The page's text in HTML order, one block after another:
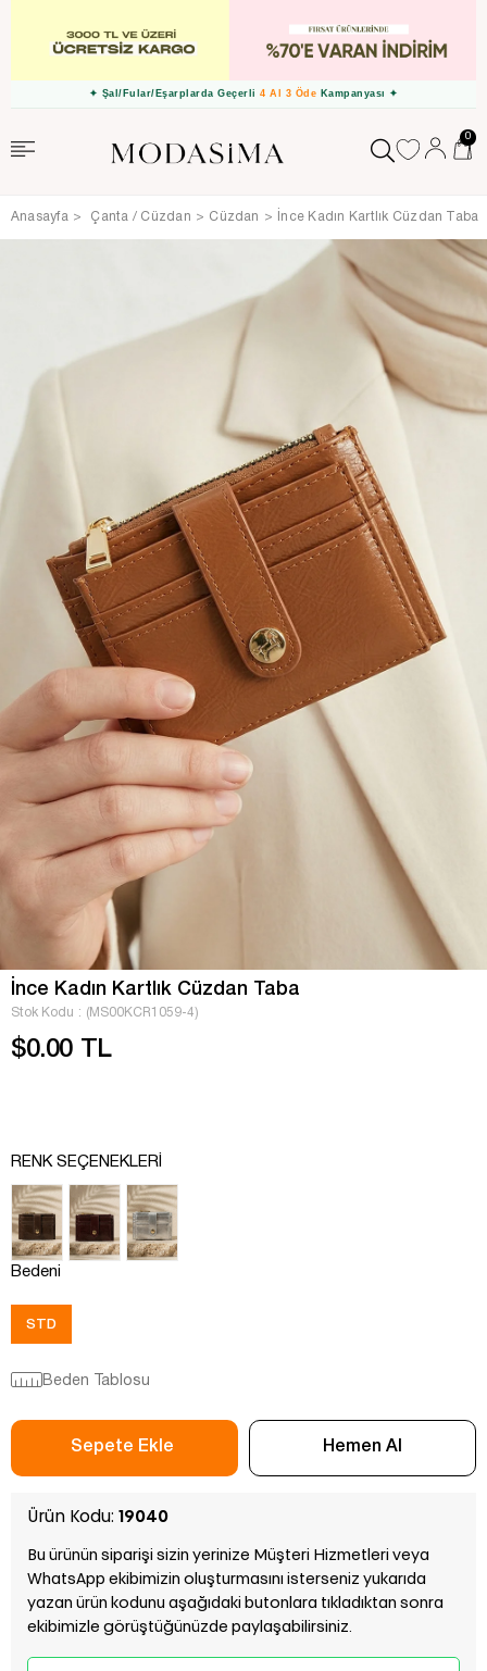
✦ Ücretsiz İade Fırsatı ✦
0
Anasayfa Çanta / Cüzdan Cüzdan İnce Kadın Kartlık Cüzdan Taba
İnce Kadın Kartlık Cüzdan Taba
Stok Kodu (MS00KCR1059-4)
$0.00 TL
RENK SEÇENEKLERI
Bedeni
STD
Beden Tablosu
Ürün Kodu: 19040
Bu ürünün siparişi sizin yerinize Müşteri Hizmetleri veya
WhatsApp ekibimizin oluşturmasını isterseniz yukarıda
yazan ürün kodunu aşağıdaki butonlara tıkladıktan sonra
ekibimizle görüştüğünüzde paylaşabilirsiniz.